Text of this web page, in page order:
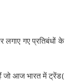
गए प्रतिबंधों के
जो आज भारत में ट्रेंड(